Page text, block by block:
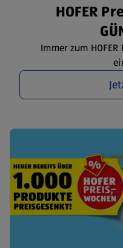
HOFER
Immer zum